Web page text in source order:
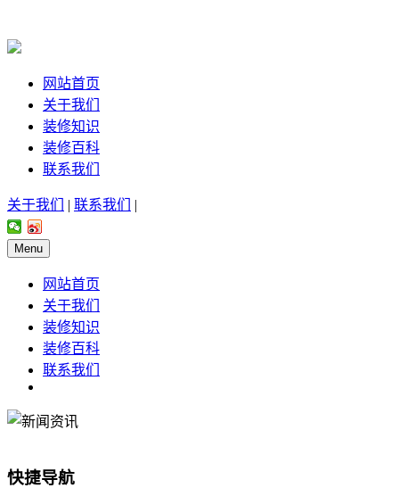
网站首页
关于我们
装修知识
装修百科
联系我们
关于我们 | 联系我们 |
Menu
网站首页
关于我们
装修知识
装修百科
联系我们
快捷导航